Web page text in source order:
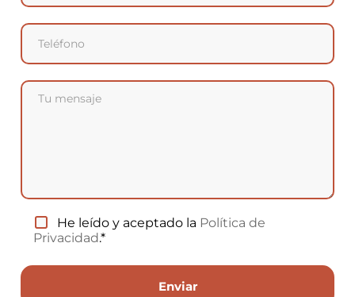
He leído y aceptado la Política de
Privacidad.*